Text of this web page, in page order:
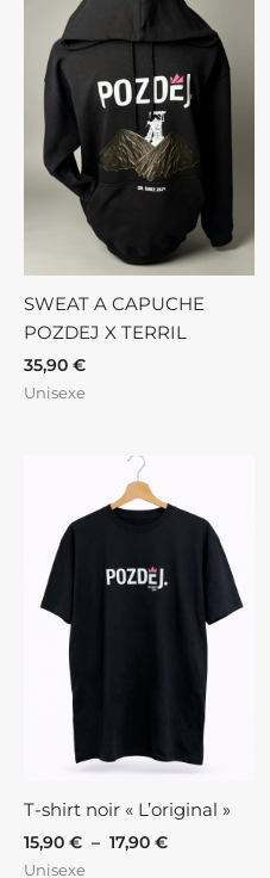
SWEAT A CAPUCHE
POZDEJ X TERRIL
35,90 €
Unisexe
T-shirt noir « L’original »
15,90 € – 17,90 €
prix :
15,90 €
Unisexe